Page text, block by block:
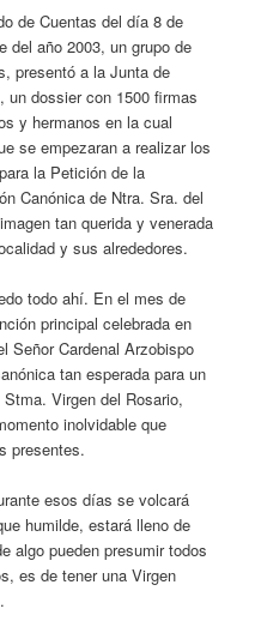
de Cuentas del día 8 de
del año 2003, un grupo de
presentó a la Junta de
un dossier con 1500 firmas
y hermanos en la cual
se empezaran a realizar los
la Petición de la
Canónica de Ntra. Sra. del
tan querida y venerada
y sus alrededores.
todo ahí. En el mes de
principal celebrada en
Señor Cardenal Arzobispo
tan esperada para un
Virgen del Rosario,
inolvidable que
presentes.
esos días se volcará
humilde, estará lleno de
algo pueden presumir todos
es de tener una Virgen